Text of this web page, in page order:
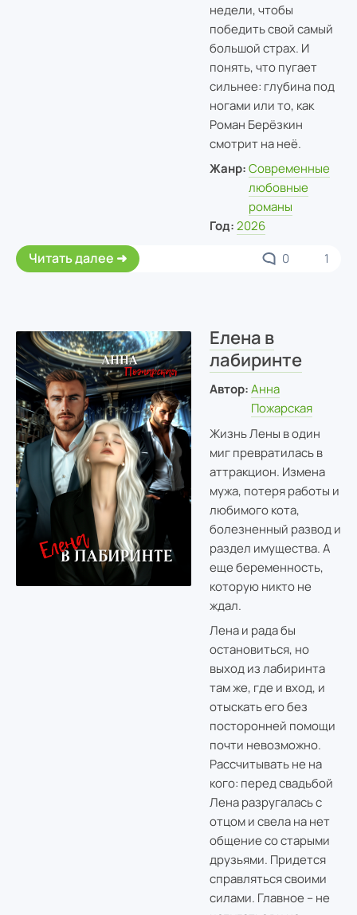
недели, чтобы
победить свой самый
большой страх. И
понять, что пугает
сильнее: глубина под
ногами или то, как
Роман Берёзкин
смотрит на неё.
Жанр: Современные
любовные
романы
Год: 2026
Читать далее 0 1
Елена в
лабиринте
Автор: Анна
Пожарская
Жизнь Лены в один
миг превратилась в
аттракцион. Измена
мужа, потеря работы и
любимого кота,
болезненный развод и
раздел имущества. А
еще беременность,
которую никто не
ждал.
Лена и рада бы
остановиться, но
выход из лабиринта
там же, где и вход, и
отыскать его без
посторонней помощи
почти невозможно.
Рассчитывать не на
кого: перед свадьбой
Лена разругалась с
отцом и свела на нет
общение со старыми
друзьями. Придется
справляться своими
силами. Главное – не